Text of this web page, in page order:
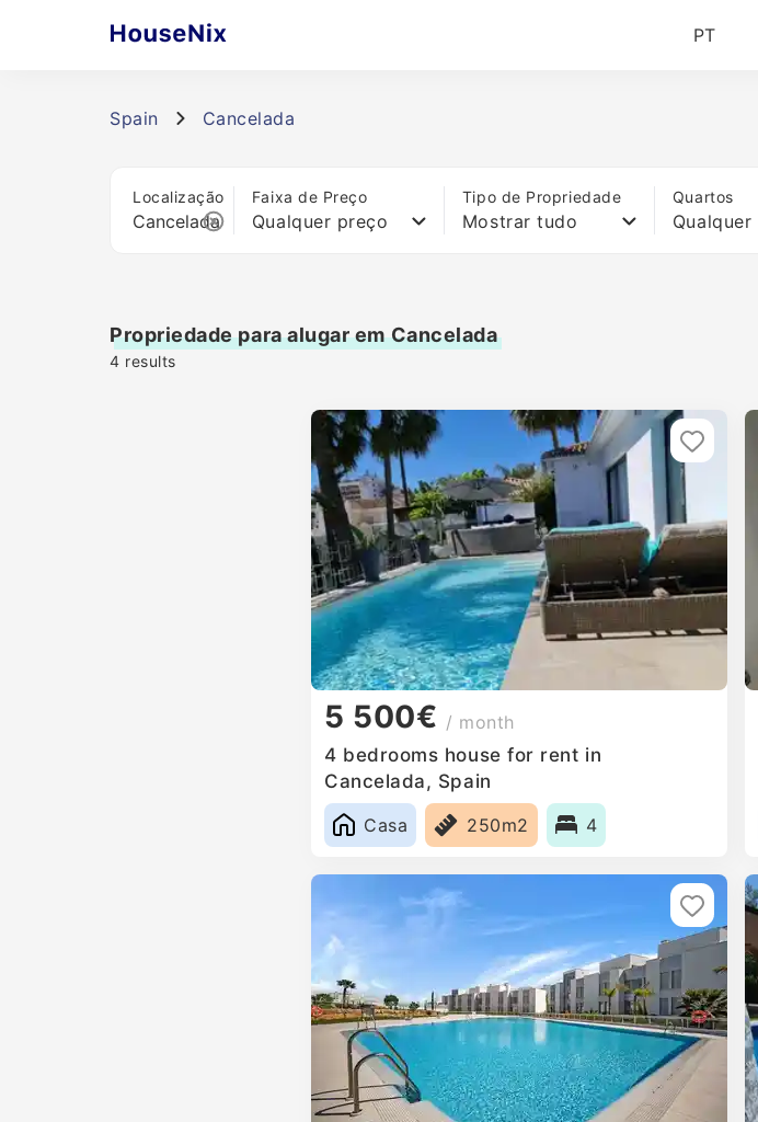
PT
Spain Cancelada
Localização Faixa de Preço
Qualquer preço
Tipo de Propriedade
Mostrar tudo
Quartos
Propriedade para alugar em Cancelada
4 results
5 500€ / month
4 bedrooms house for rent in
Cancelada, Spain
Casa
250m2 4